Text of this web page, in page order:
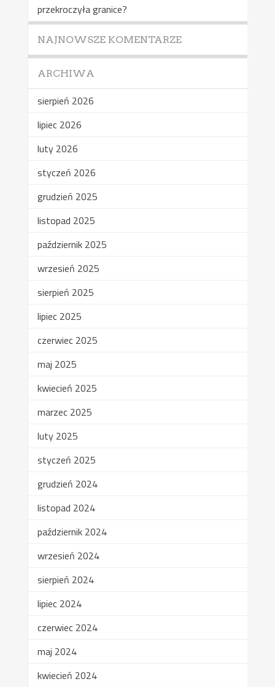
przekroczyła granice?
NAJNOWSZE KOMENTARZE
ARCHIWA
sierpień 2026
lipiec 2026
luty 2026
styczeń 2026
grudzień 2025
listopad 2025
październik 2025
wrzesień 2025
sierpień 2025
lipiec 2025
czerwiec 2025
maj 2025
kwiecień 2025
marzec 2025
luty 2025
styczeń 2025
grudzień 2024
listopad 2024
październik 2024
wrzesień 2024
sierpień 2024
lipiec 2024
czerwiec 2024
maj 2024
kwiecień 2024